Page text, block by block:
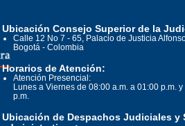
Ubicación Consejo Superior de la
Calle 12 No 7 - 65, Palacio de Justicia
Bogotá - Colombia
Horarios de Atención:
Atención Presencial:
Lunes a Viernes de 08:00 a.m. a 01:00 p.m.
p.m.
Ubicación de Despachos Judiciales y